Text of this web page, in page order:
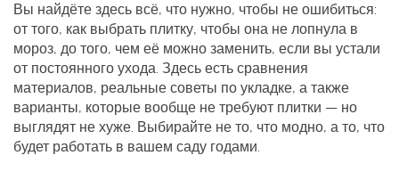
Вы найдёте здесь всё, что нужно, чтобы не ошибиться:
от того, как выбрать плитку, чтобы она не лопнула в
мороз, до того, чем её можно заменить, если вы устали
от постоянного ухода. Здесь есть сравнения
материалов, реальные советы по укладке, а также
варианты, которые вообще не требуют плитки — но
выглядят не хуже. Выбирайте не то, что модно, а то, что
будет работать в вашем саду годами.